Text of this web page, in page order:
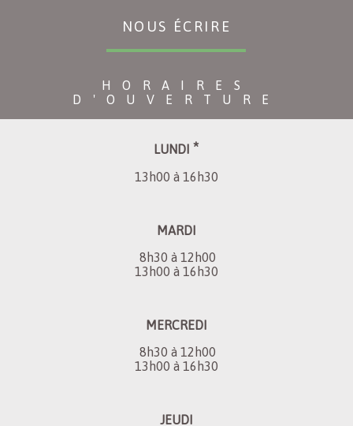
NOUS ÉCRIRE
HORAIRES
D'OUVERTURE
LUNDI *
13h00 à 16h30
MARDI
8h30 à 12h00
13h00 à 16h30
MERCREDI
8h30 à 12h00
13h00 à 16h30
JEUDI